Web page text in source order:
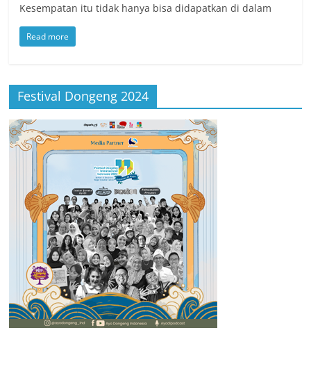
Kesempatan itu tidak hanya bisa didapatkan di dalam
Read more
Festival Dongeng 2024